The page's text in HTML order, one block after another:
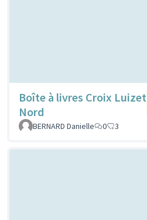
Boîte à livres Croix Luizet
Nord
BERNARD Danielle
0 3